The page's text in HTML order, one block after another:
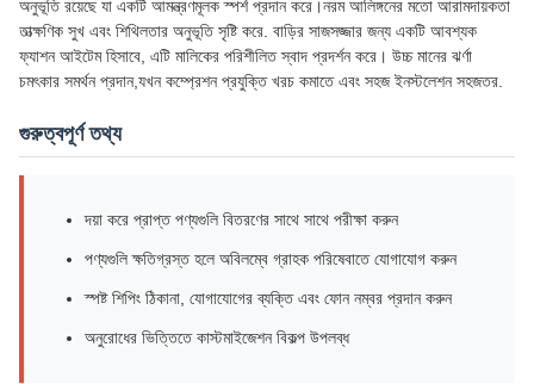
অনুভূতি রয়েছে যা একটি আমন্ত্রণমূলক স্পর্শ প্রদান করে।নরম আলিঙ্গনের মতো আরামদায়কতা
তাত্ক্ষণিক সুখ এবং শিথিলতার অনুভূতি সৃষ্টি করে. বাড়ির সাজসজ্জার জন্য একটি আবশ্যক
ফ্যাশন আইটেম হিসাবে, এটি মালিকের পরিশীলিত স্বাদ প্রদর্শন করে। উচ্চ মানের ঝর্ণা
চমৎকার সমর্থন প্রদান,যখন কম্প্রেশন প্রযুক্তি খরচ কমাতে এবং সহজ ইনস্টলেশন সহজতর.
গুরুত্বপূর্ণ তথ্য
দয়া করে প্রাপ্ত পণ্যগুলি বিতরণের সাথে সাথে পরীক্ষা করুন
পণ্যগুলি ক্ষতিগ্রস্ত হলে অবিলম্বে গ্রাহক পরিষেবাতে যোগাযোগ করুন
স্পষ্ট শিপিং ঠিকানা, যোগাযোগের ব্যক্তি এবং ফোন নম্বর প্রদান করুন
অনুরোধের ভিত্তিতে কাস্টমাইজেশন বিকল্প উপলব্ধ